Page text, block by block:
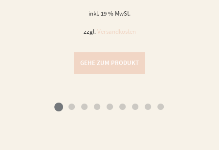
inkl. 19 % MwSt.
zzgl. Versandkosten
GEHE ZUM PRODUKT